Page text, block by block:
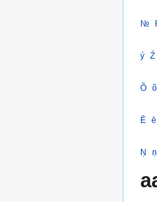
№
ý Ź
Õ õ
Ē ē
Ṇ ṇ